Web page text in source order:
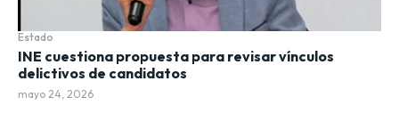
Estado
INE cuestiona propuesta para revisar vínculos
delictivos de candidatos
mayo 24, 2026